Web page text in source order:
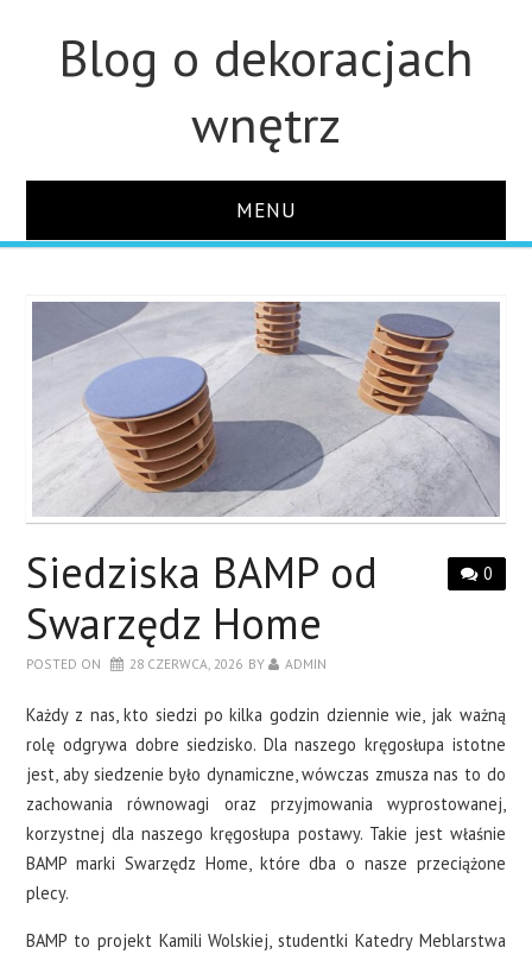
Blog o dekoracjach
wnętrz
MENU
ŁAZIENKA
OZDOBY
KUCHNIA
WYKOŃCZENIA
O NAS
KONTAKT
0
Siedziska BAMP od
Swarzędz Home
POSTED ON 28 CZERWCA, 2026 BY ADMIN
Każdy z nas, kto siedzi po kilka godzin dziennie wie, jak ważną
rolę odgrywa dobre siedzisko. Dla naszego kręgosłupa istotne
jest, aby siedzenie było dynamiczne, wówczas zmusza nas to do
zachowania równowagi oraz przyjmowania wyprostowanej,
korzystnej dla naszego kręgosłupa postawy. Takie jest właśnie
BAMP marki Swarzędz Home, które dba o nasze przeciążone
plecy.
BAMP to projekt Kamili Wolskiej, studentki Katedry Meblarstwa